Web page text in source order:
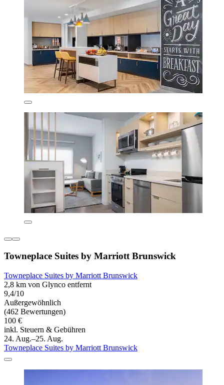
Towneplace Suites by Marriott Brunswick
Towneplace Suites by Marriott Brunswick
2,8 km von Glynco entfernt
9,4/10
Außergewöhnlich
(462 Bewertungen)
100 €
inkl. Steuern & Gebühren
24. Aug.–25. Aug.
Towneplace Suites by Marriott Brunswick